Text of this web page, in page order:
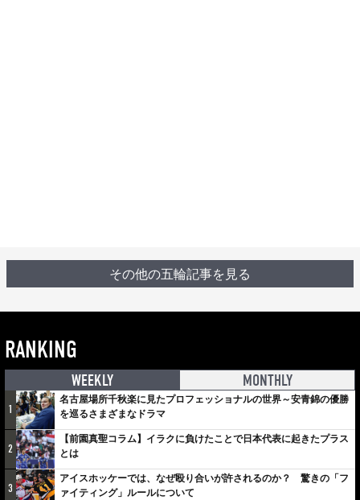
その他の五輪記事を見る
RANKING
WEEKLY MONTHLY
1
名古屋場所千秋楽に見たプロフェッショナルの世界～安青錦の優勝
を巡るさまざまなドラマ
2
【前園真聖コラム】イラクに負けたことで日本代表に起きたプラス
とは
3
アイスホッケーでは、なぜ殴り合いが許されるのか？ 驚きの「フ
ァイティング」ルールについて